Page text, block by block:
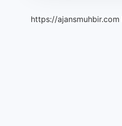
https://ajansmuhbir.com